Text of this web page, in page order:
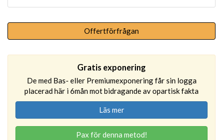
Offertförfrågan
Gratis exponering
De med Bas- eller Premiumexponering får sin logga
placerad här i 6mån mot bidragande av opartisk fakta
Läs mer
Pax för denna metod!